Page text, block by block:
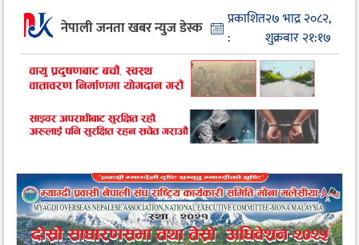
नेपाली जनता खबर न्युज डेस्क
प्रकाशित
:
२७ भाद्र २०८२,
शुक्रबार २१:१७